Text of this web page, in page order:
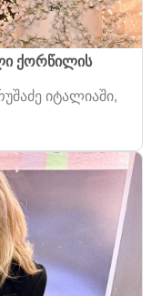
ქორწილის
იტალიაში,